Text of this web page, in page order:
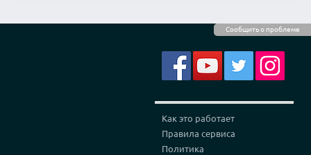
Сообщить о проблеме
Как это работает
Правила сервиса
Политика